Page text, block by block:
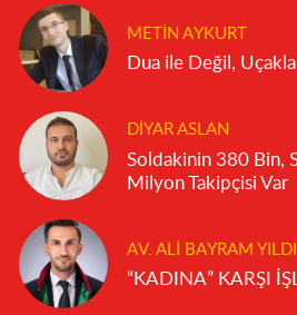
METIN AYKURT
Dua ile Değil,
DIYAR ASLAN
Soldakinin 380 Bin,
Milyon Takipçisi Var
AV. ALI BAYRAM
“KADINA” KARŞI